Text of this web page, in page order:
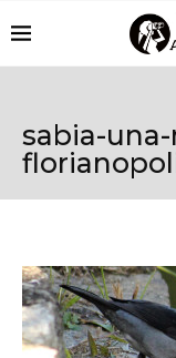
sabia-